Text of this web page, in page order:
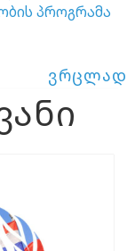
პროგრამა
ვრცლად